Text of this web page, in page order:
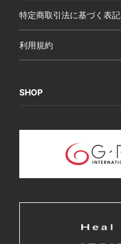
特定商取引法に基づく表記
利用規約
SHOP